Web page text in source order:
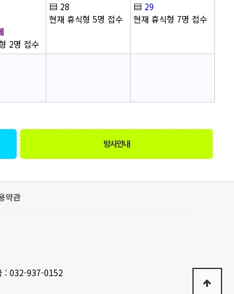
2명 접수
▤ 28
현재 휴식형 5명 접수
▤ 29
현재 휴식형 7명 접수
방사안내
약관
: 032-937-0152